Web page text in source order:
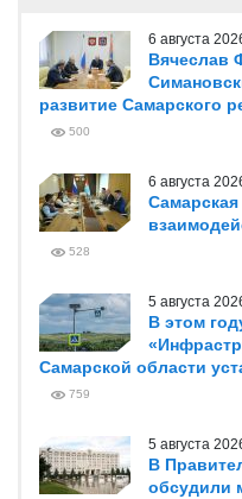
6 августа
Вячеслав
развитие Самарского
500
6 августа
Самарская
528
5 августа
В этом
Самарской области
759
5 августа
В
обсудили